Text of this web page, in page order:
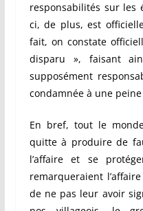
responsabilités sur les
ci, de plus, est
fait, on constate
disparu », faisant
supposément
condamnée à une peine
En bref, tout le
quitte à produire de
l’affaire et se
remarqueraient
de ne pas leur avoir